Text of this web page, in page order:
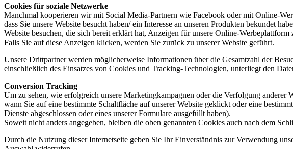
Cookies für soziale Netzwerke
Manchmal kooperieren wir mit Social Media-Partnern wie Facebook oder mit Online-
dass Sie unsere Website besucht haben/ ein Interesse an unseren Produkten bekundet
Website besuchen, die sich bereit erklärt hat, Anzeigen für unsere Online-
Falls Sie auf diese Anzeigen klicken, werden Sie zurück zu unserer Website geführt.
Unsere Drittpartner werden möglicherweise Informationen über die Gesamtzahl der
einschließlich des Einsatzes von Cookies und Tracking-Technologien, unterliegt den
Conversion Tracking
Um zu sehen, wie erfolgreich unsere Marketingkampagnen oder die Verfolgung
wann Sie auf eine bestimmte Schaltfläche auf unserer Website geklickt oder eine
Dienste abgeschlossen oder eines unserer Formulare ausgefüllt haben).
Soweit nicht anders angegeben, bleiben die oben genannten Cookies auch nach dem
Durch die Nutzung dieser Internetseite geben Sie Ihr Einverständnis zur Verwendung